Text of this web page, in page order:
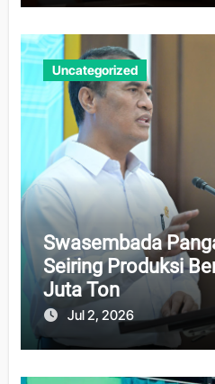
Uncategorized
Swasembada
Seiring Produksi
Juta Ton
Jul 2, 2026